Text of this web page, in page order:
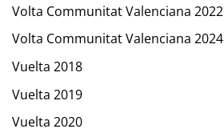
Volta Communitat Valenciana 2022
Volta Communitat Valenciana 2024
Vuelta 2018
Vuelta 2019
Vuelta 2020